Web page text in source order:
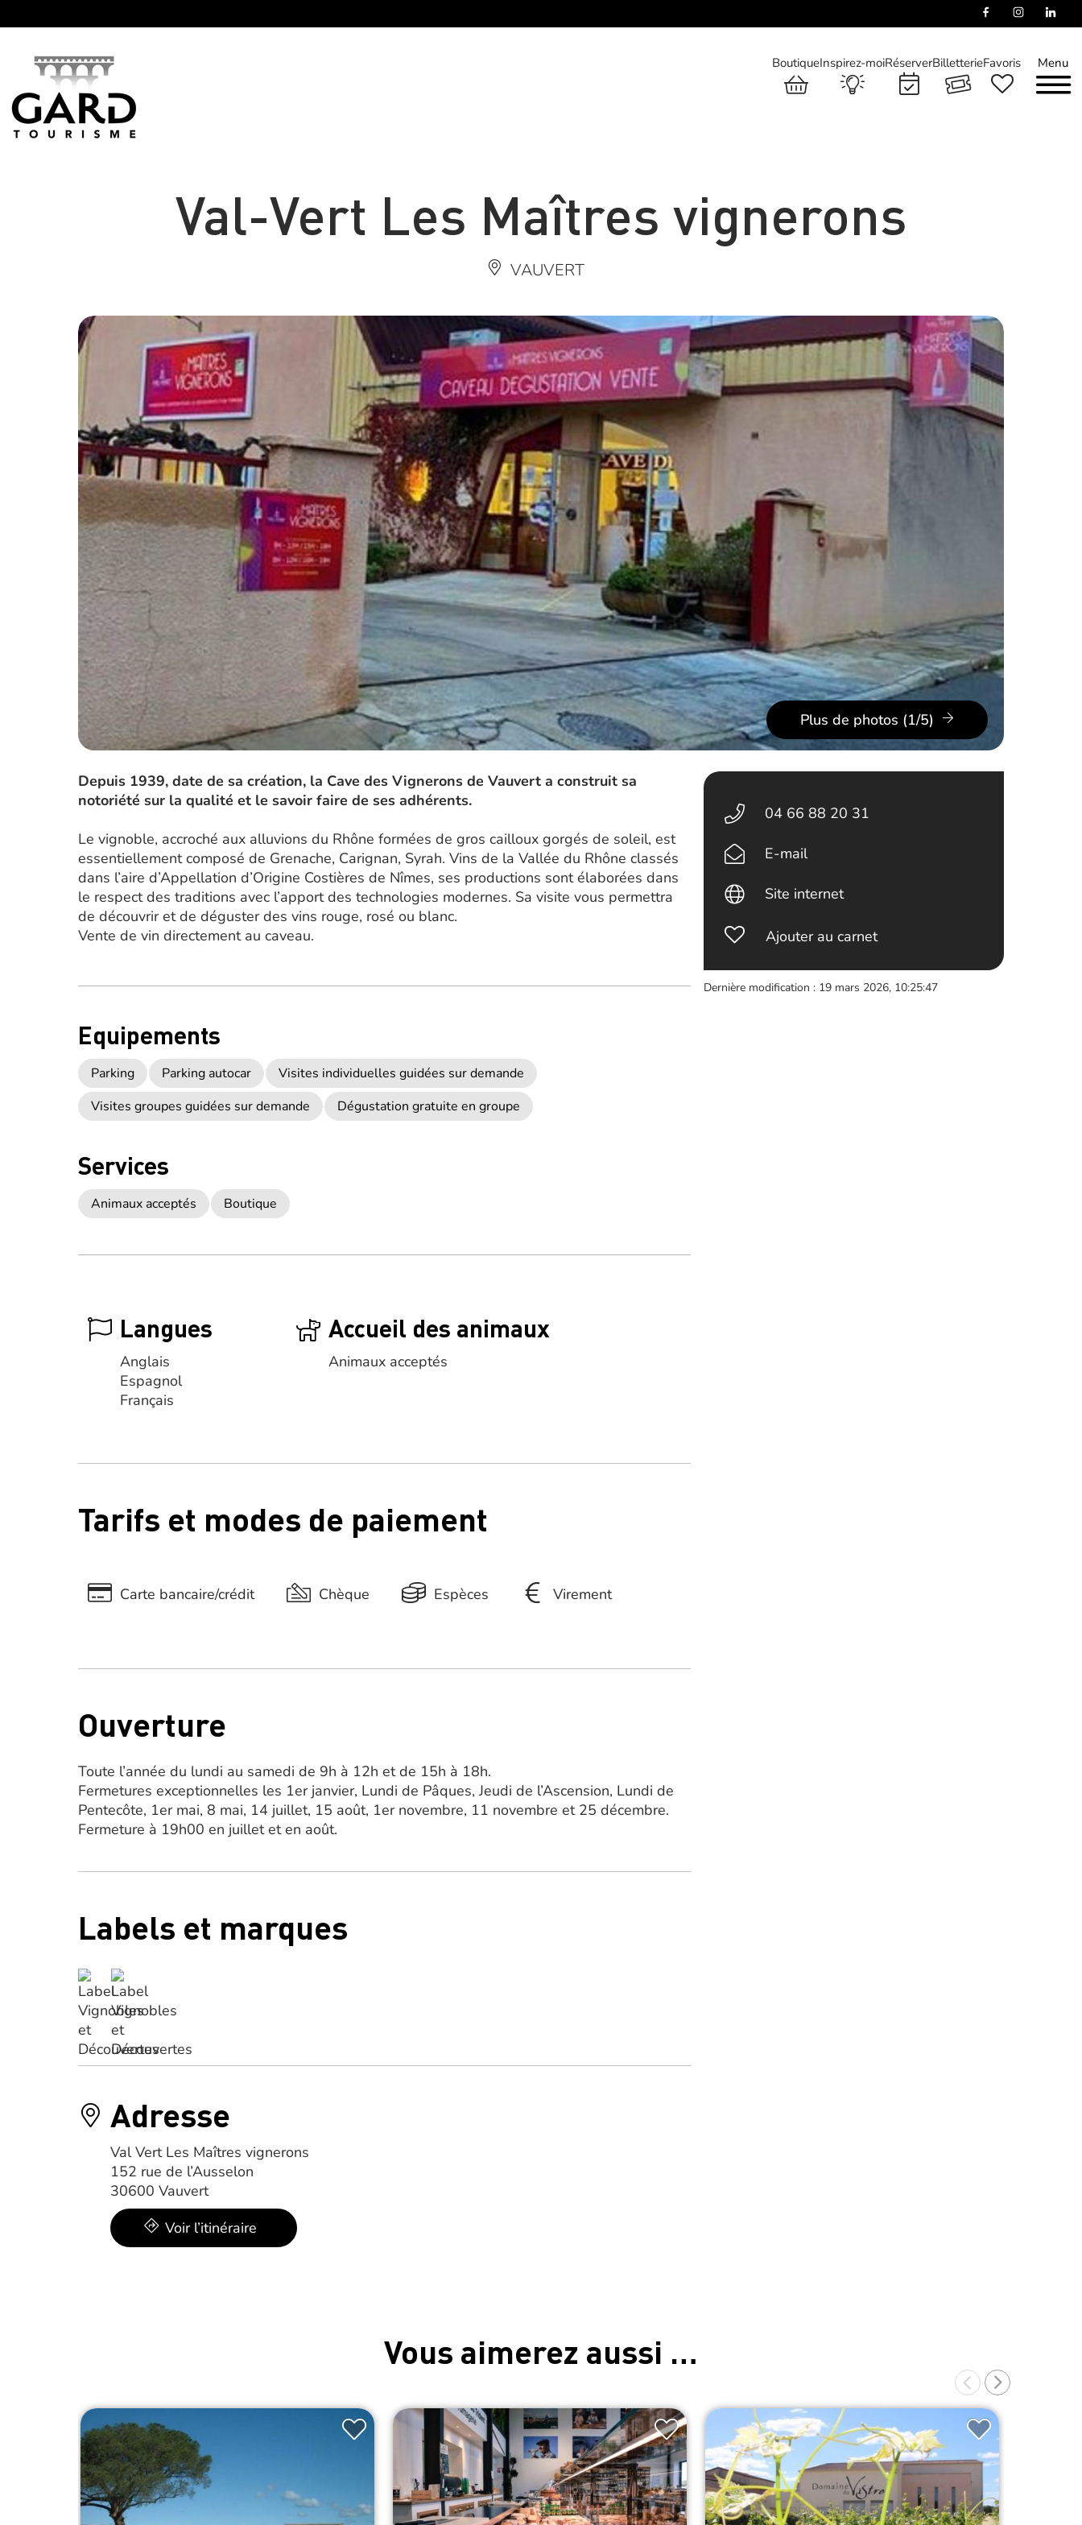
Menu
BoutiqueInspirez-moiRéserverBilletterieFavoris
Val-Vert Les Maîtres vignerons
VAUVERT
Plus de photos (1/5)
Depuis 1939, date de sa création, la Cave des Vignerons de Vauvert a construit sa
notoriété sur la qualité et le savoir faire de ses adhérents.
Le vignoble, accroché aux alluvions du Rhône formées de gros cailloux gorgés de soleil, est
essentiellement composé de Grenache, Carignan, Syrah. Vins de la Vallée du Rhône classés
dans l’aire d’Appellation d’Origine Costières de Nîmes, ses productions sont élaborées dans
le respect des traditions avec l’apport des technologies modernes. Sa visite vous permettra
de découvrir et de déguster des vins rouge, rosé ou blanc.
Vente de vin directement au caveau.
Equipements
Parking Parking autocar
Visites individuelles guidées sur demande
Visites groupes guidées sur demande
Dégustation gratuite en groupe
Services
Animaux acceptés Boutique
Langues
Anglais
Espagnol
Français
Accueil des animaux
Animaux acceptés
Tarifs et modes de paiement
Carte bancaire/crédit Chèque Espèces Virement
Ouverture
Toute l’année du lundi au samedi de 9h à 12h et de 15h à 18h.
Fermetures exceptionnelles les 1er janvier, Lundi de Pâques, Jeudi de l’Ascension, Lundi de
Pentecôte, 1er mai, 8 mai, 14 juillet, 15 août, 1er novembre, 11 novembre et 25 décembre.
Fermeture à 19h00 en juillet et en août.
Labels et marques
Adresse
Val Vert Les Maîtres vignerons
152 rue de l’Ausselon
30600 Vauvert
Voir l’itinéraire
04 66 88 20 31
E-mail
Site internet
Ajouter au carnet
Dernière modification : 19 mars 2026, 10:25:47
Vous aimerez aussi …